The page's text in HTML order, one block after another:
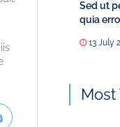
Sed ut
quia
13 July